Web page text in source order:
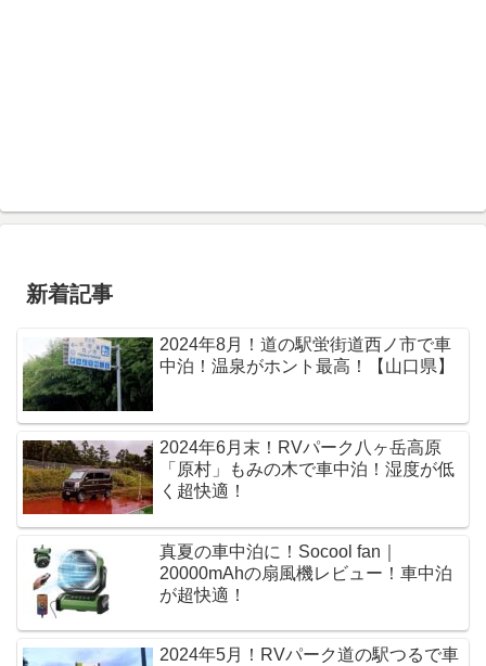
新着記事
2024年8月！道の駅蛍街道西ノ市で車
中泊！温泉がホント最高！【山口県】
2024年6月末！RVパーク八ヶ岳高原
「原村」もみの木で車中泊！湿度が低
く超快適！
真夏の車中泊に！Socool fan｜
20000mAhの扇風機レビュー！車中泊
が超快適！
2024年5月！RVパーク道の駅つるで車